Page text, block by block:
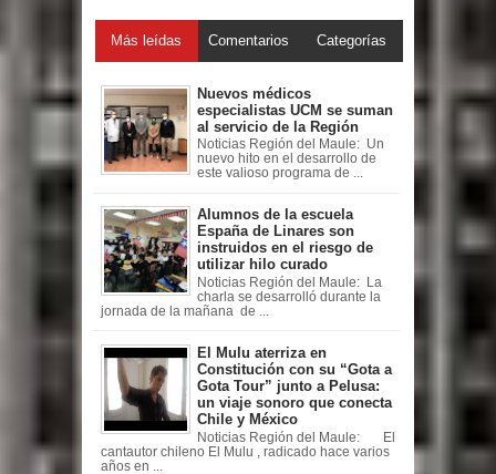
Más leídas Comentarios Categorías
Nuevos médicos
especialistas UCM se suman
al servicio de la Región
Noticias Región del Maule: Un
nuevo hito en el desarrollo de
este valioso programa de ...
Alumnos de la escuela
España de Linares son
instruidos en el riesgo de
utilizar hilo curado
Noticias Región del Maule: La
charla se desarrolló durante la
jornada de la mañana de ...
El Mulu aterriza en
Constitución con su “Gota a
Gota Tour” junto a Pelusa:
un viaje sonoro que conecta
Chile y México
Noticias Región del Maule: El
cantautor chileno El Mulu , radicado hace varios
años en ...